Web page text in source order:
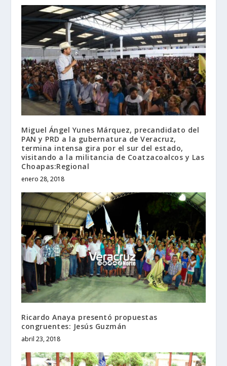
Miguel Ángel Yunes Márquez, precandidato del
PAN y PRD a la gubernatura de Veracruz,
termina intensa gira por el sur del estado,
visitando a la militancia de Coatzacoalcos y Las
Choapas:Regional
enero 28, 2018
Ricardo Anaya presentó propuestas
congruentes: Jesús Guzmán
abril 23, 2018